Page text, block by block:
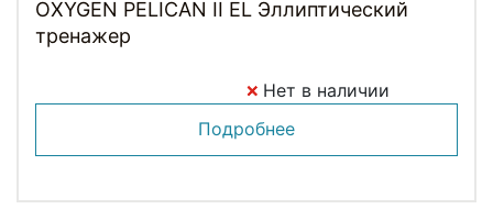
OXYGEN PELICAN II EL Эллиптический
тренажер
Нет в наличии
Подробнее